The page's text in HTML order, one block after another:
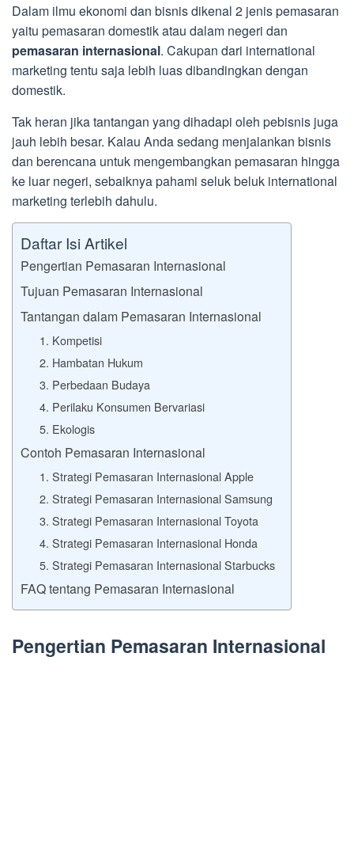
Dalam ilmu ekonomi dan bisnis dikenal 2 jenis pemasaran
yaitu pemasaran domestik atau dalam negeri dan
pemasaran internasional. Cakupan dari international
marketing tentu saja lebih luas dibandingkan dengan
domestik.
Tak heran jika tantangan yang dihadapi oleh pebisnis juga
jauh lebih besar. Kalau Anda sedang menjalankan bisnis
dan berencana untuk mengembangkan pemasaran hingga
ke luar negeri, sebaiknya pahami seluk beluk international
marketing terlebih dahulu.
Daftar Isi Artikel
Pengertian Pemasaran Internasional
Tujuan Pemasaran Internasional
Tantangan dalam Pemasaran Internasional
1. Kompetisi
2. Hambatan Hukum
3. Perbedaan Budaya
4. Perilaku Konsumen Bervariasi
5. Ekologis
Contoh Pemasaran Internasional
1. Strategi Pemasaran Internasional Apple
2. Strategi Pemasaran Internasional Samsung
3. Strategi Pemasaran Internasional Toyota
4. Strategi Pemasaran Internasional Honda
5. Strategi Pemasaran Internasional Starbucks
FAQ tentang Pemasaran Internasional
Pengertian Pemasaran Internasional